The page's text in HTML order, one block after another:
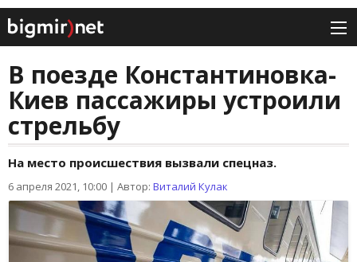
В поезде Константиновка-
Киев пассажиры устроили
стрельбу
На место происшествия вызвали спецназ.
6 апреля 2021, 10:00 | Автор: Виталий Кулак